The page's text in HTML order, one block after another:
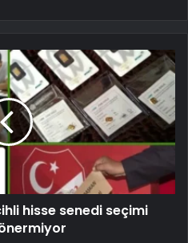
hisse senedi seçimi